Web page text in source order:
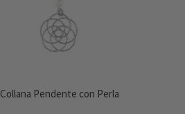
Collana Pendente con Perla